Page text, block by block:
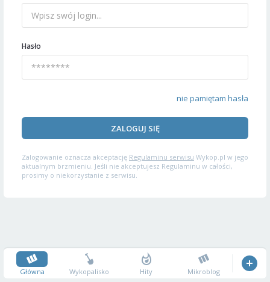
Hasło
nie pamiętam hasła
ZALOGUJ SIĘ
Zalogowanie oznacza akceptację Regulaminu serwisu Wykop.pl w jego
aktualnym brzmieniu. Jeśli nie akceptujesz Regulaminu w całości,
prosimy o niekorzystanie z serwisu.
Główna Wykopalisko Hity Mikroblog